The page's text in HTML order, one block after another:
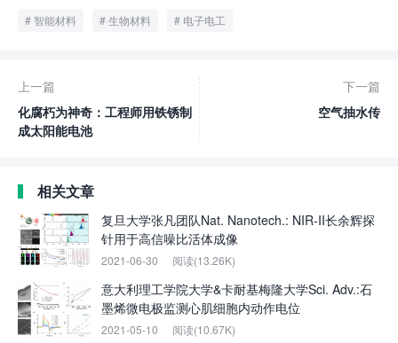
智能材料 生物材料 电子电工
上一篇
化腐朽为神奇：工程师用铁锈制
成太阳能电池
下一篇
空气抽水传
相关文章
复旦大学张凡团队Nat. Nanotech.: NIR-II长余辉探
针用于高信噪比活体成像
2021-06-30 阅读(13.26K)
意大利理工学院大学&卡耐基梅隆大学Sci. Adv.:石
墨烯微电极监测心肌细胞内动作电位
2021-05-10 阅读(10.67K)